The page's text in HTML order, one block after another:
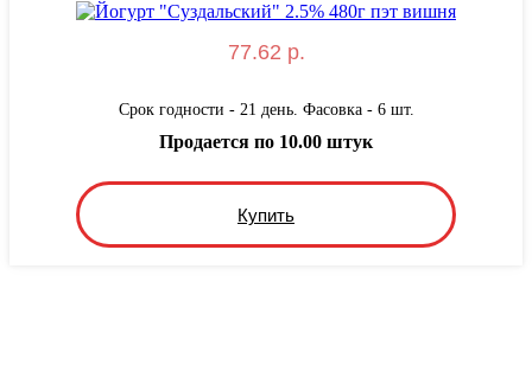
77.62 р.
Срок годности - 21 день. Фасовка - 6 шт.
Купить
Продается по 10.00 штук